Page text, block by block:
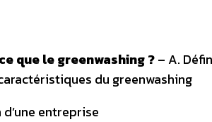
que le greenwashing ?– A.
du greenwashing
d’une entreprise